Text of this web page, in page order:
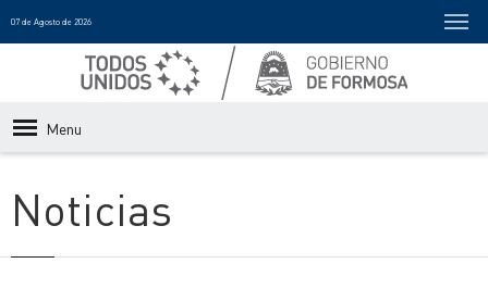
07 de Agosto de 2026
Menu
Noticias